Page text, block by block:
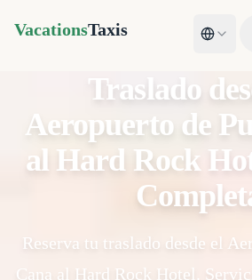
VacationsTaxis
Traslado
Aeropuerto de
al Hard Rock
Reserva tu traslado desde el
Cana al Hard Rock Hotel.